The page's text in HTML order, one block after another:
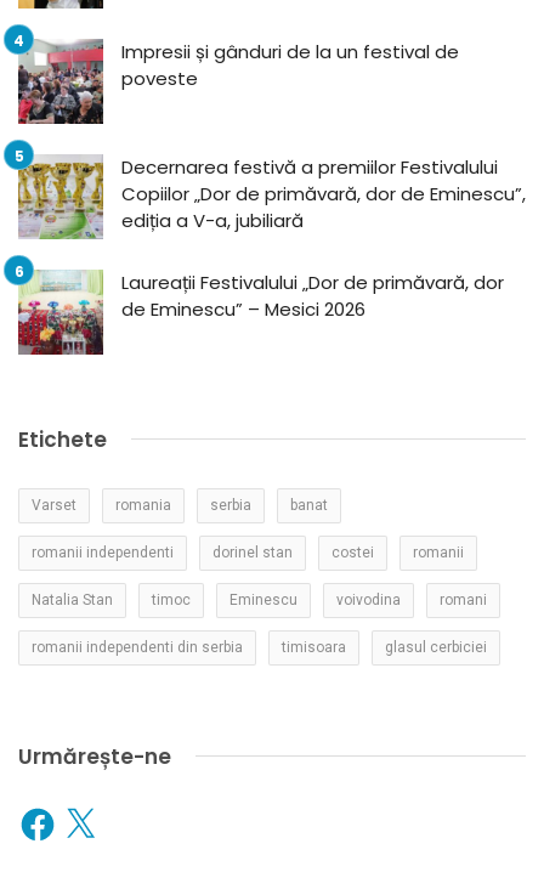
Impresii și gânduri de la un festival de
poveste
Decernarea festivă a premiilor Festivalului
Copiilor „Dor de primăvară, dor de Eminescu”,
ediția a V-a, jubiliară
Laureații Festivalului „Dor de primăvară, dor
de Eminescu” – Mesici 2026
Etichete
Varset romania serbia banat
romanii independenti dorinel stan costei romanii
Natalia Stan timoc Eminescu voivodina romani
romanii independenti din serbia timisoara glasul cerbiciei
Urmărește-ne
Facebook
X